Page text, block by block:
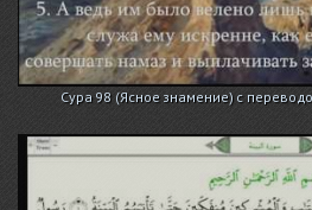
Сура 98 (Ясное знамение) с